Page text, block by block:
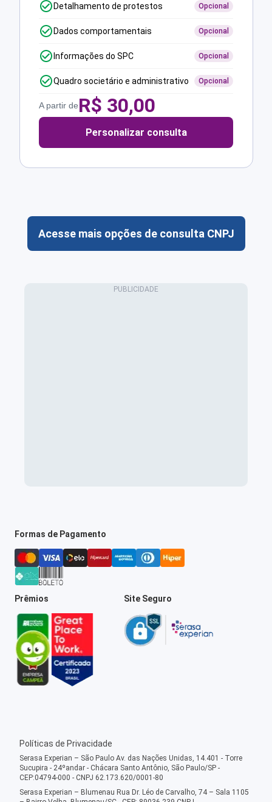
Detalhamento de protestos Opcional
Dados comportamentais Opcional
Informações do SPC Opcional
Quadro societário e administrativo Opcional
A partir deR$ 30,00
Personalizar consulta
Acesse mais opções de consulta CNPJ
Formas de Pagamento
Prêmios Site Seguro
Políticas de Privacidade
Serasa Experian – São Paulo Av. das Nações Unidas, 14.401 - Torre
Sucupira - 24ºandar - Chácara Santo Antônio, São Paulo/SP -
CEP:04794-000 - CNPJ 62.173.620/0001-80
Serasa Experian – Blumenau Rua Dr. Léo de Carvalho, 74 – Sala 1105